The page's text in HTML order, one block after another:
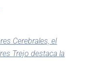
Cerebrales, el
Trejo destaca la